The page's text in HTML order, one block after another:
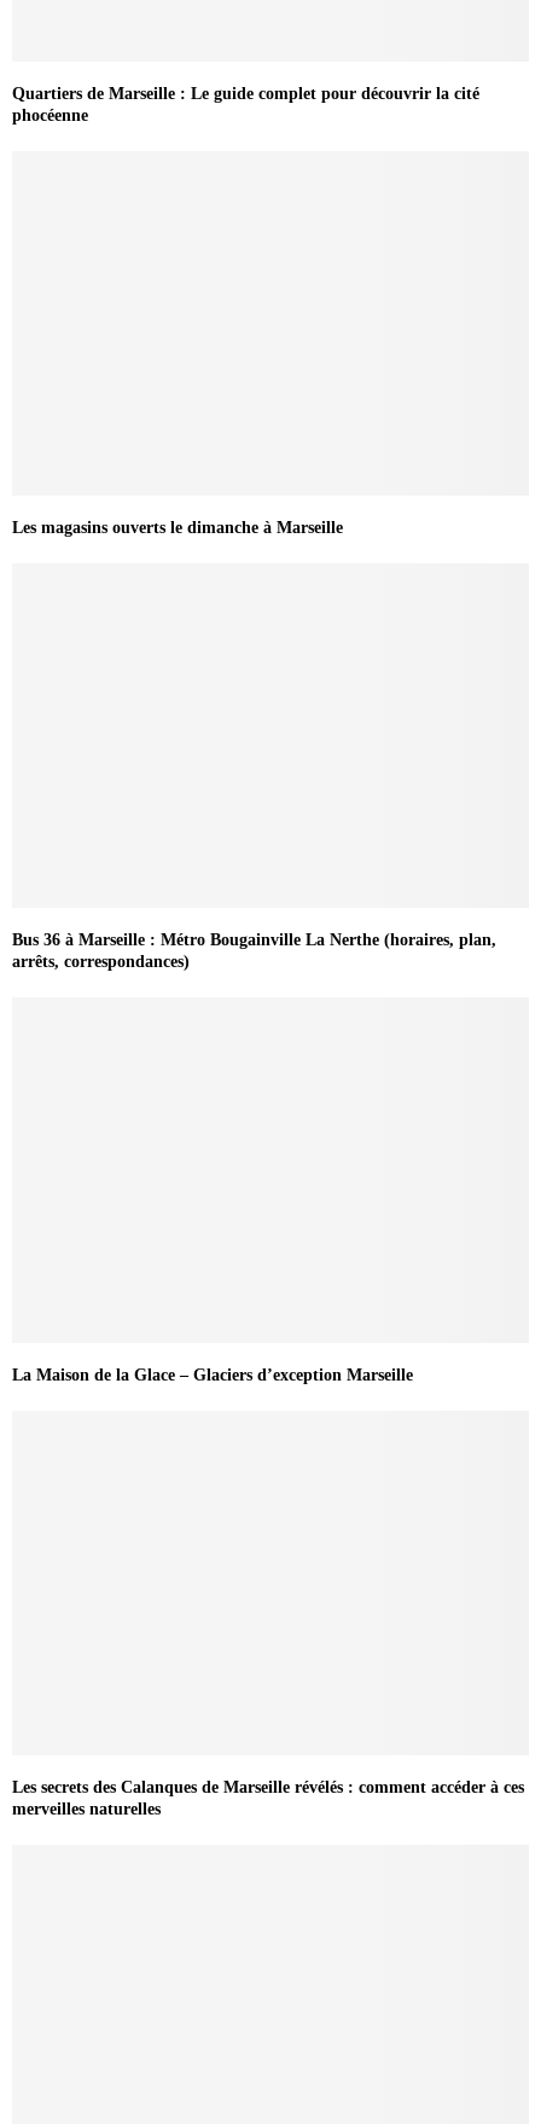
Quartiers de Marseille : Le guide complet pour découvrir la cité
phocéenne
Les magasins ouverts le dimanche à Marseille
Bus 36 à Marseille : Métro Bougainville La Nerthe (horaires, plan,
arrêts, correspondances)
La Maison de la Glace – Glaciers d’exception Marseille
Les secrets des Calanques de Marseille révélés : comment accéder à ces
merveilles naturelles